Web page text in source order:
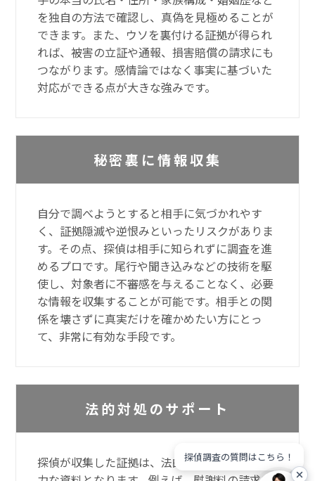
を独自の方法で確認し、真偽を見極めることが
できます。また、ウソを裏付ける証拠が得られ
れば、被害の立証や通報、損害賠償の請求にも
つながります。感情論ではなく事実に基づいた
対応ができる点が大きな強みです。
秘密裏に情報収集
自分で調べようとすると相手に気づかれやす
く、証拠隠滅や逆恨みといったリスクがありま
す。その点、探偵は相手に知られずに調査を進
めるプロです。尾行や聞き込みなどの技術を駆
使し、対象者に不審感を与えることなく、必要
な情報を収集することが可能です。相手との関
係を壊さずに真実だけを確かめたい方にとっ
て、非常に有効な手段です。
法的対処のサポート
探偵が収集した証拠は、法的手続きにおいて有
探偵調査の質問はこちら！